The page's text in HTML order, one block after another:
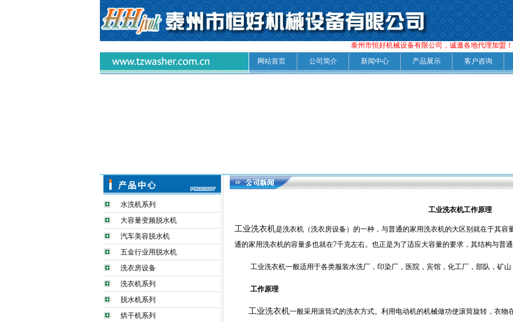
泰州市恒好机械设备有限公司，诚邀各地代理加盟！
网站首页
公司简介 新闻中心 产品展示 客户咨询
水洗机系列
大容量变频脱水机
汽车美容脱水机
五金行业用脱水机
洗衣房设备
洗衣机系列
脱水机系列
烘干机系列
工业洗衣机工作原理
工业洗衣机是洗衣机（洗衣房设备）的一种，与普通的家用洗衣机的大区别就在于其
通的家用洗衣机的容量多也就在7千克左右。也正是为了适应大容量的要求，其结构与普
工业洗衣机一般适用于各类服装水洗厂，印染厂，医院，宾馆，化工厂，部队，矿山
工作原理
工业洗衣机一般采用滚筒式的洗衣方式。利用电动机的机械做功使滚筒旋转，衣